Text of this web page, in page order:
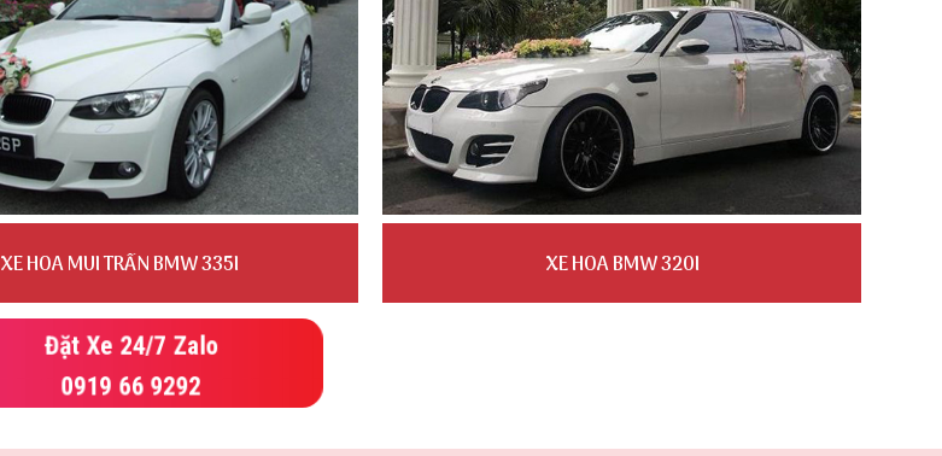
XE HOA MUI TRẦN BMW 335I XE HOA BMW 320I
Đặt Xe 24/7 Zalo
0919 66 9292